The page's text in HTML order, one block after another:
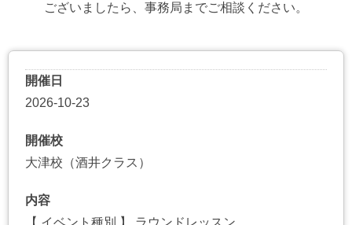
ございましたら、事務局までご相談ください。
開催日
2026-10-23
開催校
大津校（酒井クラス）
内容
【 イベント種別 】 ラウンドレッスン